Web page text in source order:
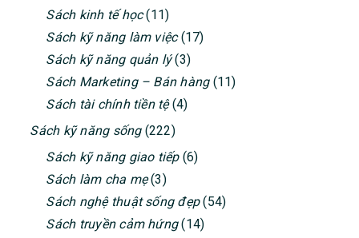
Sách kinh tế học(11)
Sách kỹ năng làm việc(17)
Sách kỹ năng quản lý(3)
Sách Marketing – Bán hàng(11)
Sách tài chính tiền tệ(4)
Sách kỹ năng sống(222)
Sách kỹ năng giao tiếp(6)
Sách làm cha mẹ(3)
Sách nghệ thuật sống đẹp(54)
Sách truyền cảm hứng(14)